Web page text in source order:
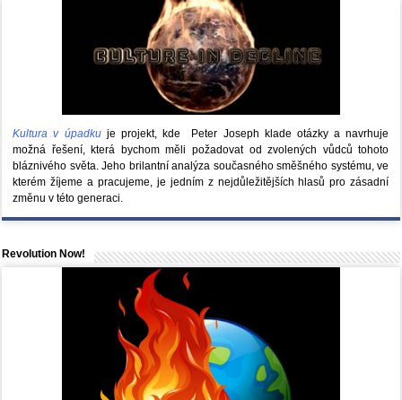
Kultura v úpadkuje projekt, kde Peter Joseph klade otázky a navrhuje
možná řešení, která bychom měli požadovat od zvolených vůdců tohoto
bláznivého světa. Jeho brilantní analýza současného směšného systému, ve
kterém žíjeme a pracujeme, je jedním z nejdůležitějších hlasů pro zásadní
změnu v této generaci.
Revolution Now!